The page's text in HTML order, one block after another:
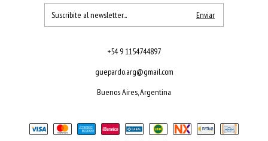
+54 9 1154744897
guepardo.arg@gmail.com
Buenos Aires, Argentina